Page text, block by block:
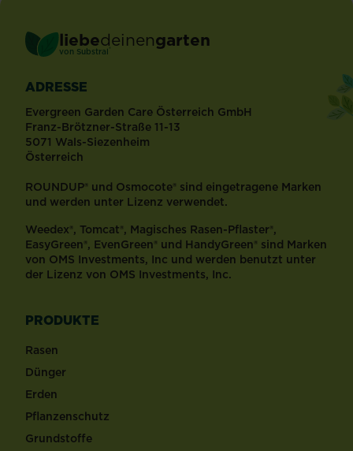
liebedeinengarten
von Substral ®
ADRESSE
Evergreen Garden Care Österreich GmbH
Franz-Brötzner-Straße 11-13
5071 Wals-Siezenheim
Österreich
ROUNDUP® und Osmocote® sind eingetragene Marken
und werden unter Lizenz verwendet.
Weedex®, Tomcat®, Magisches Rasen-Pflaster®,
EasyGreen®, EvenGreen® und HandyGreen® sind Marken
von OMS Investments, Inc und werden benutzt unter
der Lizenz von OMS Investments, Inc.
PRODUKTE
Rasen
Dünger
Erden
Pflanzenschutz
Grundstoffe